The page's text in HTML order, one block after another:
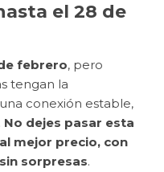
el 28 de
febrero, pero
tengan la
conexión estable,
No dejes pasar esta
mejor precio, con
sorpresas.